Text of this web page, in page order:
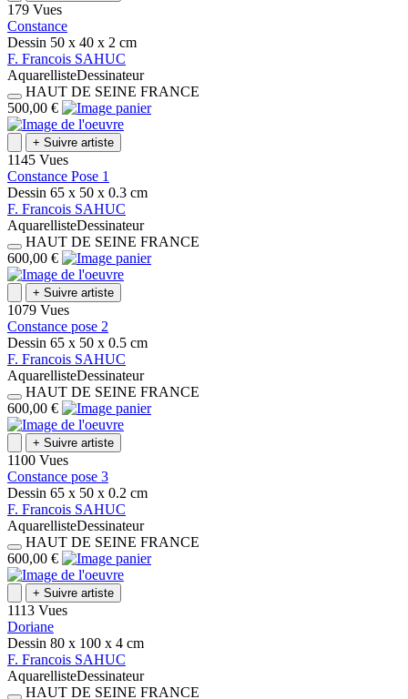
179 Vues
Constance
Dessin 50 x 40 x 2 cm
F. Francois SAHUC
AquarellisteDessinateur
HAUT DE SEINE FRANCE
500,00 €
+ Suivre artiste
1145 Vues
Constance Pose 1
Dessin 65 x 50 x 0.3 cm
F. Francois SAHUC
AquarellisteDessinateur
HAUT DE SEINE FRANCE
600,00 €
+ Suivre artiste
1079 Vues
Constance pose 2
Dessin 65 x 50 x 0.5 cm
F. Francois SAHUC
AquarellisteDessinateur
HAUT DE SEINE FRANCE
600,00 €
+ Suivre artiste
1100 Vues
Constance pose 3
Dessin 65 x 50 x 0.2 cm
F. Francois SAHUC
AquarellisteDessinateur
HAUT DE SEINE FRANCE
600,00 €
+ Suivre artiste
1113 Vues
Doriane
Dessin 80 x 100 x 4 cm
F. Francois SAHUC
AquarellisteDessinateur
HAUT DE SEINE FRANCE